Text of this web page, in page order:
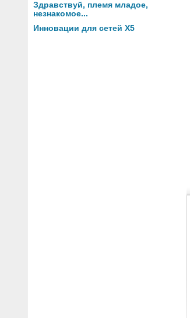
Здравствуй, племя младое,
незнакомое...
Инновации для сетей X5